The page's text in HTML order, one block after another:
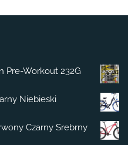
Pre-Workout 232G
Niebieski
Czarny Srebrny